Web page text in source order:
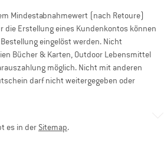
Mindestabnahmewert (nach Retoure)
die Erstellung eines Kundenkontos können
eingelöst werden. Nicht
Bücher & Karten, Outdoor Lebensmittel
möglich. Nicht mit anderen
darf nicht weitergegeben oder
es in der Sitemap.